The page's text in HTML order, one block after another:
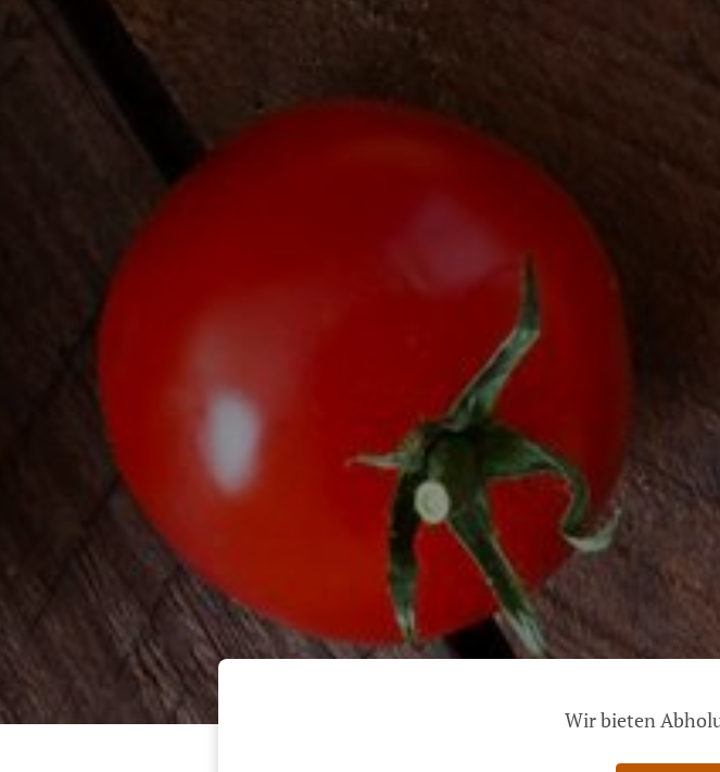
Wir bieten